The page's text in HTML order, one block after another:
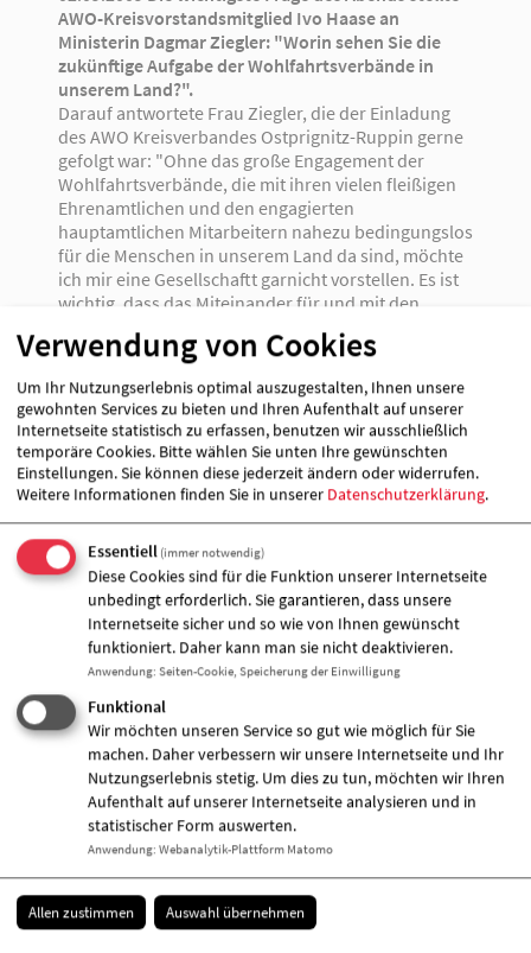
AWO-Kreisvorstandsmitglied Ivo Haase an
Ministerin Dagmar Ziegler: "Worin sehen Sie die
zukünftige Aufgabe der Wohlfahrtsverbände in
unserem Land?".
Darauf antwortete Frau Ziegler, die der Einladung
des AWO Kreisverbandes Ostprignitz-Ruppin gerne
gefolgt war: "Ohne das große Engagement der
Wohlfahrtsverbände, die mit ihren vielen fleißigen
Ehrenamtlichen und den engagierten
hauptamtlichen Mitarbeitern nahezu bedingungslos
für die Menschen in unserem Land da sind, möchte
ich mir eine Gesellschaftt garnicht vorstellen. Es ist
wichtig, dass das Miteinander für und mit den
haben die Wohlfahrtsverbände, insbesondere auch
40 Gäste genossen den Abend des 2.September, um
auf dem Lounge-Schiff des Seehotels Fontane in
Neuruppin die wunderbare Gegend von der
Claudia Bauer freute sich, dass nicht nur
Ehrenamtliche, sondern auch Bewohner und
Mitarbeiter diesen Abend zusammen verbringen
konnten. Neben Ministerin Ziegler, die bereitwillig
Auskunft zur ärztlichen Versorgung im Land und
den - mit der LIGA der Spitzenverbände der Freien
Wohlfahrtspflege unter fachlicher Federführung
des AWO Landesverbandes- jüngst beschlossenen
Neuerungen des Brandenburger Gesetzes über das
Wohnen mit Pflege und Betreuung. "Mit diesem
Gesetz haben wir etwas sehr Modernes für die
Menschen auf den Weg gebracht. Gemeinsam mit
den Wohlfahrtsverbänden ist es gelungen, den
Menschen Wohnformen zu ermöglichen, die
Selbstbestimmheit und Selbstständigkeit bis ins
hohe Alter garantieren", sagte Ziegler.
Verwendung von Cookies
Um Ihr Nutzungserlebnis optimal auszugestalten, Ihnen unsere
gewohnten Services zu bieten und Ihren Aufenthalt auf unserer
Internetseite statistisch zu erfassen, benutzen wir ausschließlich
temporäre Cookies. Bitte wählen Sie unten Ihre gewünschten
Einstellungen. Sie können diese jederzeit ändern oder widerrufen.
Weitere Informationen finden Sie in unserer Datenschutzerklärung.
Essentiell (immer notwendig)
Diese Cookies sind für die Funktion unserer Internetseite
unbedingt erforderlich. Sie garantieren, dass unsere
Internetseite sicher und so wie von Ihnen gewünscht
funktioniert. Daher kann man sie nicht deaktivieren.
Anwendung: Seiten-Cookie, Speicherung der Einwilligung
Funktional
Wir möchten unseren Service so gut wie möglich für Sie
machen. Daher verbessern wir unsere Internetseite und Ihr
Nutzungserlebnis stetig. Um dies zu tun, möchten wir Ihren
Aufenthalt auf unserer Internetseite analysieren und in
statistischer Form auswerten.
Anwendung: Webanalytik-Plattform Matomo
Allen zustimmen Auswahl übernehmen